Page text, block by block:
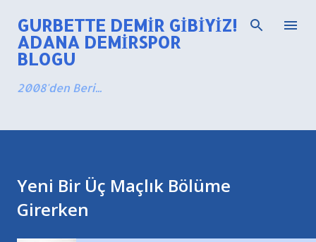
Ana içeriğe atla
GURBETTE DEMIR GIBIYIZ!
ADANA DEMIRSPOR
BLOGU
2008'den Beri...
Yeni Bir Üç Maçlık Bölüme
Girerken